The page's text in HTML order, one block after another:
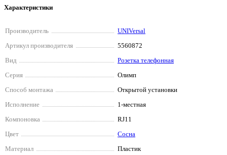
Характеристики
Производитель
UNIVersal
Артикул производителя
5560872
Вид
Розетка телефонная
Серия
Олимп
Способ монтажа
Открытой установки
Исполнение
1-местная
Компоновка
RJ11
Цвет
Сосна
Материал
Пластик